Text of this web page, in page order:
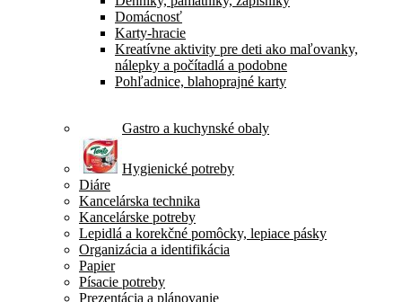
Domácnosť
Karty-hracie
Kreatívne aktivity pre deti ako maľovanky,
nálepky a počítadlá a podobne
Pohľadnice, blahoprajné karty
Gastro a kuchynské obaly
Hygienické potreby
Diáre
Kancelárska technika
Kancelárske potreby
Lepidlá a korekčné pomôcky, lepiace pásky
Organizácia a identifikácia
Papier
Písacie potreby
Prezentácia a plánovanie